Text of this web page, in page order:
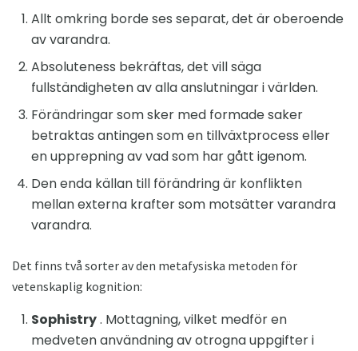
Allt omkring borde ses separat, det är oberoende
av varandra.
Absoluteness bekräftas, det vill säga
fullständigheten av alla anslutningar i världen.
Förändringar som sker med formade saker
betraktas antingen som en tillväxtprocess eller
en upprepning av vad som har gått igenom.
Den enda källan till förändring är konflikten
mellan externa krafter som motsätter varandra
varandra.
Det finns två sorter av den metafysiska metoden för
vetenskaplig kognition:
Sophistry. Mottagning, vilket medför en
medveten användning av otrogna uppgifter i